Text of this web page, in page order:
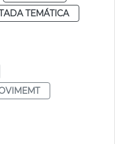
TEMÁTICA